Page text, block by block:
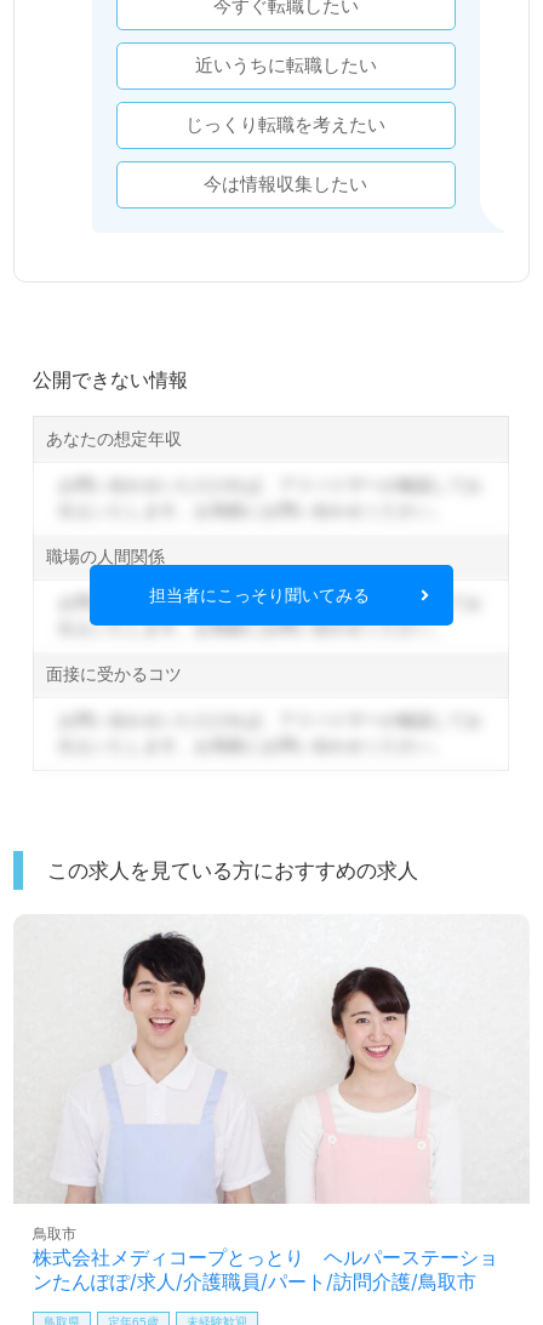
今すぐ転職したい
近いうちに転職したい
じっくり転職を考えたい
今は情報収集したい
公開できない情報
あなたの想定年収
職場の人間関係
お問い合わせいただければ、アドバイザーが確認してお
伝えいたします。お気軽にお問い合わせください。
面接に受かるコツ
担当者にこっそり聞いてみる
この求人を見ている方におすすめの求人
株式会社メディコープとっとり ヘルパーステーショ
ンたんぽぽ/求人/介護職員/パート/訪問介護/鳥取市
鳥取市
鳥取県 定年65歳 未経験歓迎